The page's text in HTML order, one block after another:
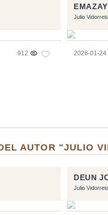
912
Julio
2026-01-24
AUTOR "JULIO
DEUN
Julio